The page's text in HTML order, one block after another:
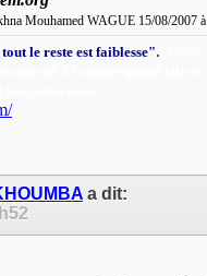
Mouhamed WAGUE 15/08/2007 à
le reste est faiblesse".
a dit: